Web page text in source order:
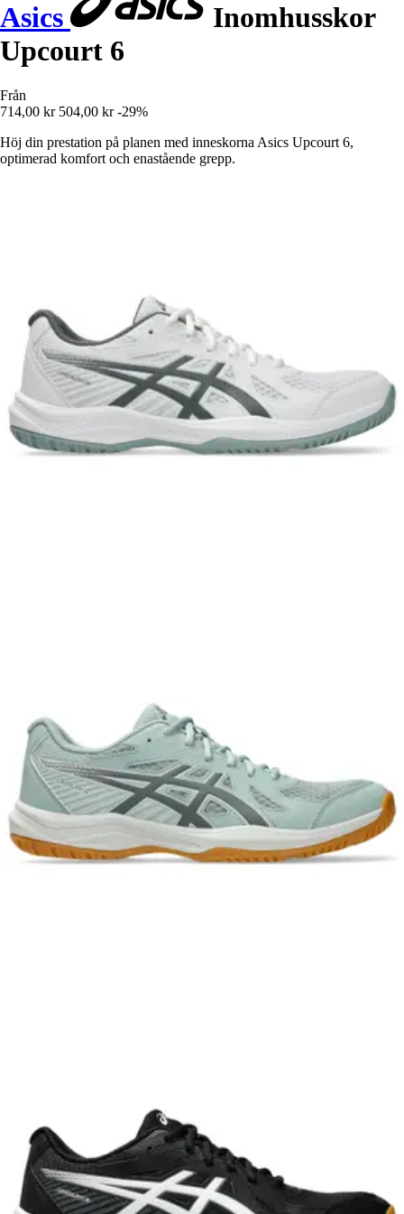
Asics
Inomhusskor
Upcourt 6
Från
714,00 kr 504,00 kr -29%
Höj din prestation på planen med inneskorna Asics Upcourt 6,
optimerad komfort och enastående grepp.